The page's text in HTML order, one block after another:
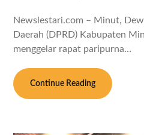
Newslestari.com – Minut,
Daerah (DPRD) Kabupaten
menggelar rapat paripurna…
Continue Reading